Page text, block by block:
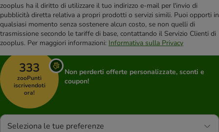
zooplus ha il diritto di utilizzare il tuo indirizzo e-mail per l'invio di
pubblicità diretta relativa a propri prodotti o servizi simili. Puoi opporti in
qualsiasi momento senza sostenere alcun costo, se non quelli di
trasmissione secondo le tariffe di base, contattando il Servizio Clienti di
zooplus. Per maggiori informazioni: Informativa sulla Privacy
333
zooPunti
iscrivendoti
ora!
Non perderti offerte personalizzate, sconti e
coupon!
Seleziona le tue preferenze